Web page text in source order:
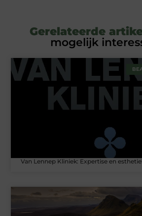
Gerelateerde
mogelijk
Van Lennep Kliniek: Expertise en